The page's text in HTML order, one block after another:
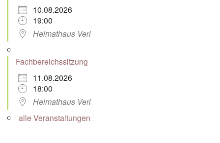
10.08.2026
19:00
Heimathaus Verl
Fachbereichssitzung
11.08.2026
18:00
Heimathaus Verl
alle Veranstaltungen